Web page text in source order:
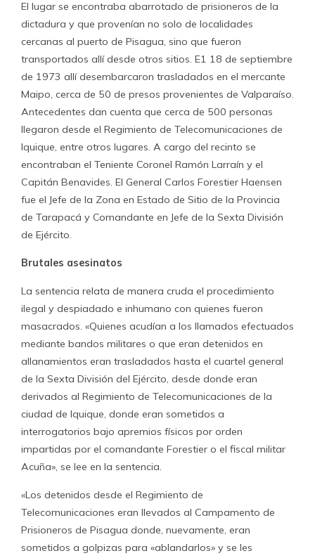
El lugar se encontraba abarrotado de prisioneros de la
dictadura y que provenían no solo de localidades
cercanas al puerto de Pisagua, sino que fueron
transportados allí desde otros sitios. E1 18 de septiembre
de 1973 allí desembarcaron trasladados en el mercante
Maipo, cerca de 50 de presos provenientes de Valparaíso.
Antecedentes dan cuenta que cerca de 500 personas
llegaron desde el Regimiento de Telecomunicaciones de
Iquique, entre otros lugares. A cargo del recinto se
encontraban el Teniente Coronel Ramón Larraín y el
Capitán Benavides. El General Carlos Forestier Haensen
fue el Jefe de la Zona en Estado de Sitio de la Provincia
de Tarapacá y Comandante en Jefe de la Sexta División
de Ejército.
Brutales asesinatos
La sentencia relata de manera cruda el procedimiento
ilegal y despiadado e inhumano con quienes fueron
masacrados. «Quienes acudían a los llamados efectuados
mediante bandos militares o que eran detenidos en
allanamientos eran trasladados hasta el cuartel general
de la Sexta División del Ejército, desde donde eran
derivados al Regimiento de Telecomunicaciones de la
ciudad de Iquique, donde eran sometidos a
interrogatorios bajo apremios físicos por orden
impartidas por el comandante Forestier o el fiscal militar
Acuña», se lee en la sentencia.
«Los detenidos desde el Regimiento de
Telecomunicaciones eran llevados al Campamento de
Prisioneros de Pisagua donde, nuevamente, eran
sometidos a golpizas para «ablandarlos» y se les